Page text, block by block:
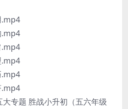
专题 胜战小升初（五六年级